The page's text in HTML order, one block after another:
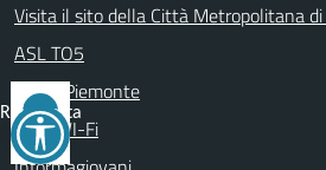
Visita il sito della Città Metropolitana di
ASL TO5
ARPA Piemonte
Area WI-Fi
Reimposta
tutto